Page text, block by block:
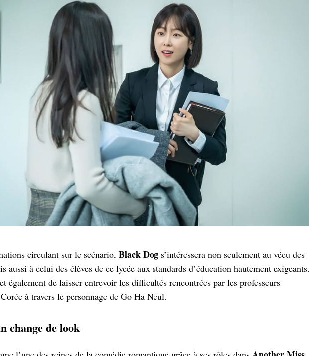
circulant sur le scénario, Black Dog s’intéressera non seulement au vécu des
aussi à celui des élèves de ce lycée aux standards d’éducation hautement exigeants.
également de laisser entrevoir les difficultés rencontrées par les professeurs
à travers le personnage de Go Ha Neul.
change de look